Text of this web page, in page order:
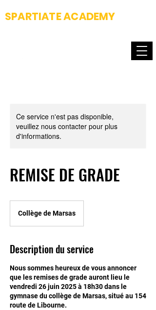
SPARTIATE ACADEMY
Ce service n'est pas disponible,
veuillez nous contacter pour plus
d'informations.
REMISE DE GRADE
Collège de Marsas
Description du service
Nous sommes heureux de vous annoncer
que les remises de grade auront lieu le
vendredi 26 juin 2025 à 18h30 dans le
gymnase du collège de Marsas, situé au 154
route de Libourne.